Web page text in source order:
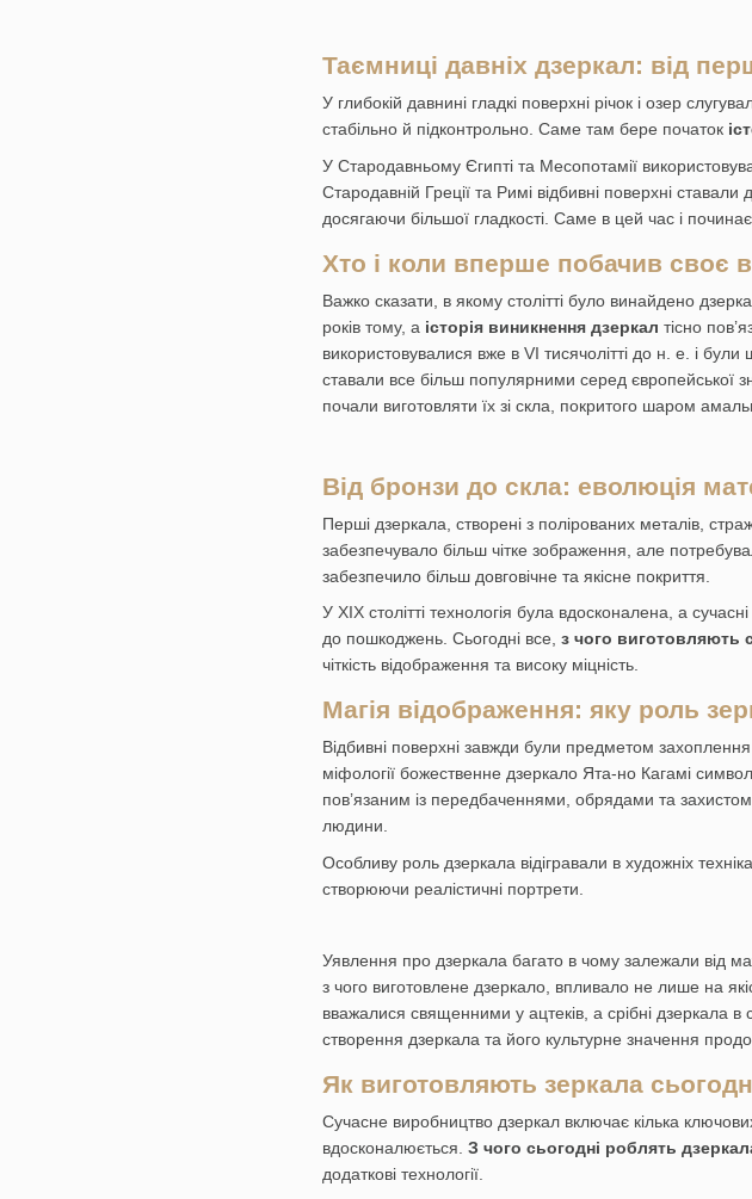
Таємниці давніх дзеркал: від
У глибокій давнині гладкі поверхні річок і озер
стабільно й підконтрольно. Саме там бере початок
У Стародавньому Єгипті та Месопотамії
Стародавній Греції та Римі відбивні поверхні
досягаючи більшої гладкості. Саме в цей час і
Хто і коли вперше побачив своє
Важко сказати, в якому столітті було винайдено
років тому, а історія виникнення дзеркал тісно
використовувалися вже в VI тисячолітті до н. е. і
ставали все більш популярними серед європейської
почали виготовляти їх зі скла, покритого шаром
Від бронзи до скла: еволюція
Перші дзеркала, створені з полірованих металів,
забезпечувало більш чітке зображення, але
забезпечило більш довговічне та якісне покриття.
У XIX столітті технологія була вдосконалена, а
до пошкоджень. Сьогодні все, з чого виготовляють
чіткість відображення та високу міцність.
Магія відображення: яку роль
Відбивні поверхні завжди були предметом
міфології божественне дзеркало Ята-но Кагамі
пов’язаним із передбаченнями, обрядами та
людини.
Особливу роль дзеркала відігравали в художніх
створюючи реалістичні портрети.
Уявлення про дзеркала багато в чому залежали від
з чого виготовлене дзеркало, впливало не лише на
вважалися священними у ацтеків, а срібні дзеркала в
створення дзеркала та його культурне значення
Як виготовляють зеркала
Сучасне виробництво дзеркал включає кілька
вдосконалюється. З чого сьогодні роблять
додаткові технології.